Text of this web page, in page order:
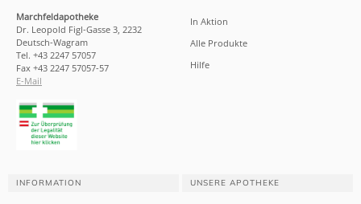
Marchfeldapotheke
Dr. Leopold Figl-Gasse 3, 2232
Deutsch-Wagram
Tel. +43 2247 57057
Fax +43 2247 57057-57
E-Mail
In Aktion
Alle Produkte
Hilfe
INFORMATION UNSERE APOTHEKE